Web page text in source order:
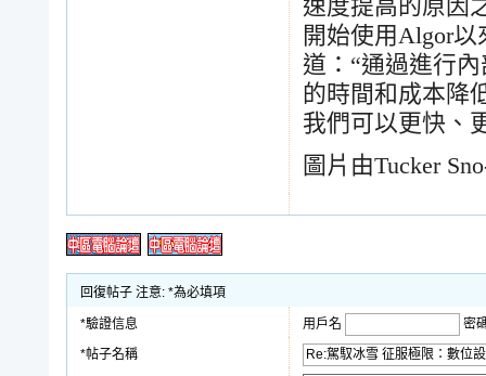
速度提高的原因
開始使用Algor以
道： “通過進行
的時間和成本降
我們可以更快、
圖片由Tucker
回復帖子 注意: *為必填項
*驗證信息 用戶名
密
*帖子名稱